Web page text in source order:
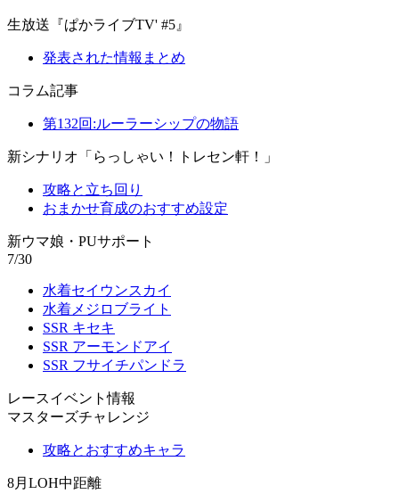
生放送『ぱかライブTV' #5』
発表された情報まとめ
コラム記事
第132回:ルーラーシップの物語
新シナリオ「らっしゃい！トレセン軒！」
攻略と立ち回り
おまかせ育成のおすすめ設定
新ウマ娘・PUサポート
7/30
水着セイウンスカイ
水着メジロブライト
SSR キセキ
SSR アーモンドアイ
SSR フサイチパンドラ
レースイベント情報
マスターズチャレンジ
攻略とおすすめキャラ
8月LOH中距離